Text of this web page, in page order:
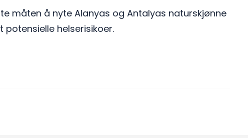
måten å nyte Alanyas og Antalyas naturskjønne
helserisikoer.